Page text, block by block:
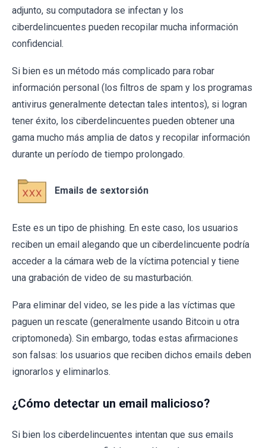
adjunto, su computadora se infectan y los
ciberdelincuentes pueden recopilar mucha información
confidencial.
Si bien es un método más complicado para robar
información personal (los filtros de spam y los programas
antivirus generalmente detectan tales intentos), si logran
tener éxito, los ciberdelincuentes pueden obtener una
gama mucho más amplia de datos y recopilar información
durante un período de tiempo prolongado.
Emails de sextorsión
Este es un tipo de phishing. En este caso, los usuarios
reciben un email alegando que un ciberdelincuente podría
acceder a la cámara web de la víctima potencial y tiene
una grabación de video de su masturbación.
Para eliminar del video, se les pide a las víctimas que
paguen un rescate (generalmente usando Bitcoin u otra
criptomoneda). Sin embargo, todas estas afirmaciones
son falsas: los usuarios que reciben dichos emails deben
ignorarlos y eliminarlos.
¿Cómo detectar un email malicioso?
Si bien los ciberdelincuentes intentan que sus emails